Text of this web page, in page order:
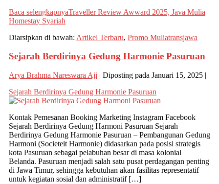
Baca selengkapnyaTraveller Review Awward 2025, Java Mulia
Homestay Syariah
Diarsipkan di bawah: Artikel Terbaru, Promo Muliatransjawa
Sejarah Berdirinya Gedung Harmonie Pasuruan
Arya Brahma Nareswara Aji | Diposting pada Januari 15, 2025 |
Sejarah Berdirinya Gedung Harmonie Pasuruan
Kontak Pemesanan Booking Marketing Instagram Facebook
Sejarah Berdirinya Gedung Harmoni Pasuruan Sejarah
Berdirinya Gedung Harmonie Pasuruan – Pembangunan Gedung
Harmoni (Societeit Harmonie) didasarkan pada posisi strategis
kota Pasuruan sebagai pelabuhan besar di masa kolonial
Belanda. Pasuruan menjadi salah satu pusat perdagangan penting
di Jawa Timur, sehingga kebutuhan akan fasilitas representatif
untuk kegiatan sosial dan administratif […]